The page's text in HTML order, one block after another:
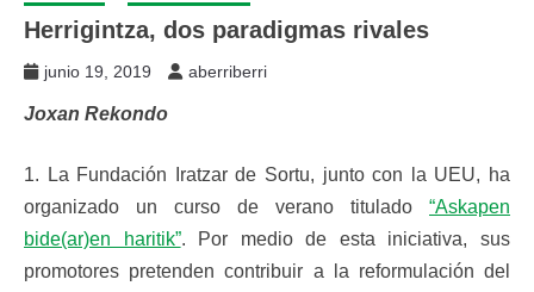
Herrigintza, dos paradigmas rivales
junio 19, 2019 aberriberri
Joxan Rekondo
1. La Fundación Iratzar de Sortu, junto con la UEU, ha
organizado un curso de verano titulado “Askapen
bide(ar)en haritik”. Por medio de esta iniciativa, sus
promotores pretenden contribuir a la reformulación del